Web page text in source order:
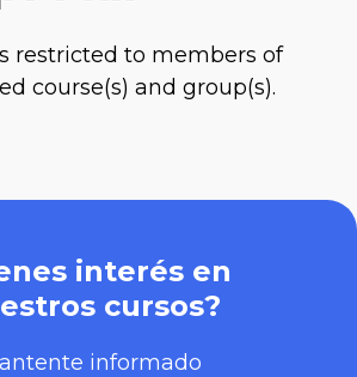
restricted to members of
course(s) and group(s).
interés en
cursos?
informado